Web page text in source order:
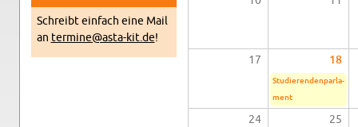
Schreibt ein­fach eine Mail
an termine@​asta-​kit.​de!
17 18
Studieren­den­par­la­
ment
24 25